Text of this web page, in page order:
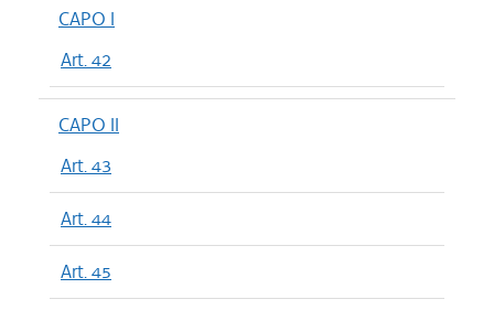
CAPO I
Art. 42
CAPO II
Art. 43
Art. 44
Art. 45